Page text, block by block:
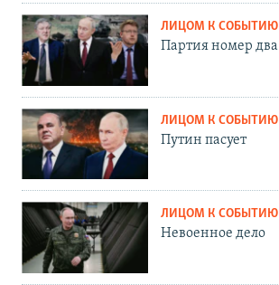
ЛИЦОМ К СОБЫТИЮ
Партия номер два
ЛИЦОМ К СОБЫТИЮ
Путин пасует
ЛИЦОМ К СОБЫТИЮ
Невоенное дело